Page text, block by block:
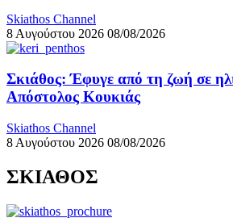
Skiathos Channel
8 Αυγούστου 2026 08/08/2026
Σκιάθος: Έφυγε από τη ζωή σε
Απόστολος Κουκιάς
Skiathos Channel
8 Αυγούστου 2026 08/08/2026
ΣΚΙΑΘΟΣ